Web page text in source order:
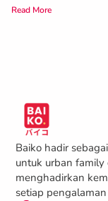
Read More
Baiko hadir
untuk urban family
menghadirkan
setiap